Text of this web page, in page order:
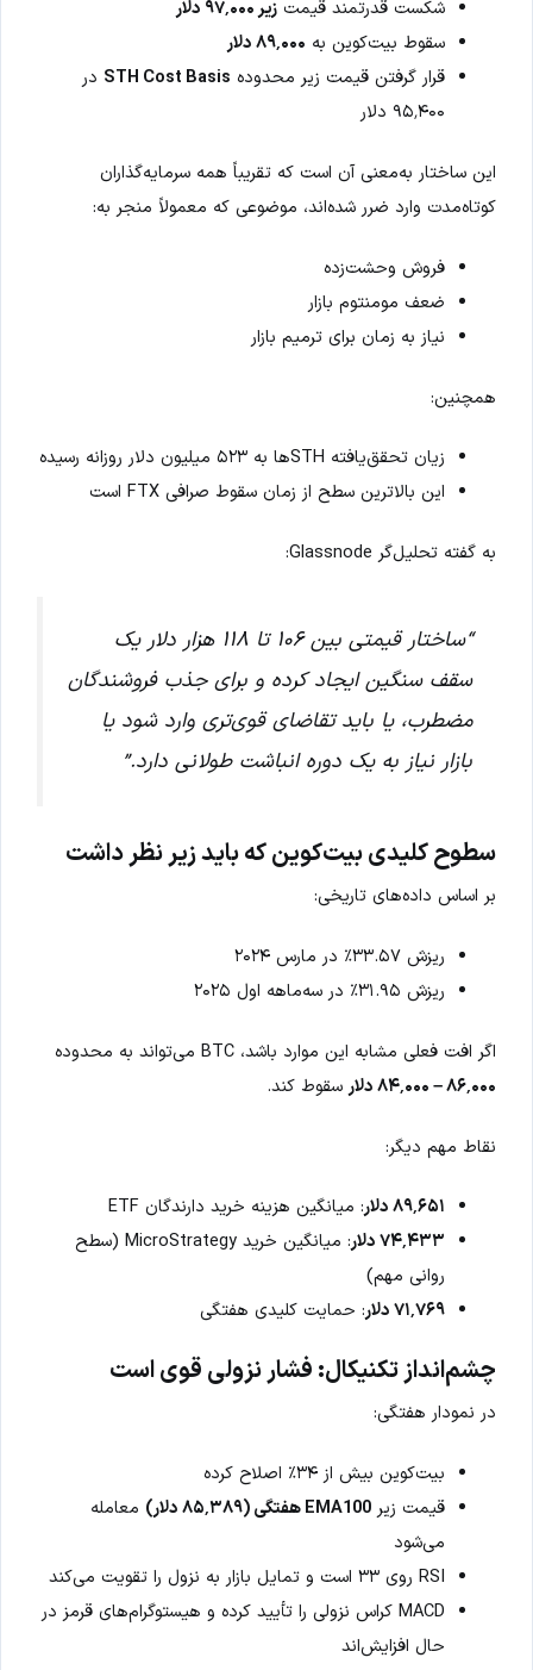
شکست قدرتمند قیمتزیر ۹۷٬۰۰۰ دلار
سقوط بیت‌کوین به ۸۹٬۰۰۰ دلار
قرار گرفتن قیمت زیر محدوده STH Cost Basis در
۹۵٬۴۰۰ دلار
این ساختار به‌معنی آن است که تقریباً همه سرمایه‌گذاران
کوتاه‌مدت وارد ضرر شده‌اند، موضوعی که معمولاً منجر به:
فروش وحشت‌زده
ضعف مومنتوم بازار
نیاز به زمان برای ترمیم بازار
همچنین:
زیان تحقق‌یافته STHها به ۵۲۳ میلیون دلار روزانه رسیده
این بالاترین سطح از زمان سقوط صرافی FTX است
به گفته تحلیل‌گر Glassnode:
“ساختار قیمتی بین ۱۰۶ تا ۱۱۸ هزار دلار یک
سقف سنگین ایجاد کرده و برای جذب فروشندگان
مضطرب، یا باید تقاضای قوی‌تری وارد شود یا
بازار نیاز به یک دوره انباشت طولانی دارد.”
سطوح کلیدی بیت‌کوین که باید زیر نظر داشت
بر اساس داده‌های تاریخی:
ریزش ۳۳.۵۷٪ در مارس ۲۰۲۴
ریزش ۳۱.۹۵٪ در سه‌ماهه اول ۲۰۲۵
اگر افت فعلی مشابه این موارد باشد، BTC می‌تواند به محدوده
۸۶٬۰۰۰ – ۸۴٬۰۰۰ دلار
سقوط کند.
نقاط مهم دیگر:
۸۹٬۶۵۱ دلار
: میانگین هزینه خرید دارندگان ETF
۷۴٬۴۳۳ دلار
: میانگین خرید MicroStrategy (سطح
روانی مهم)
۷۱٬۷۶۹ دلار
: حمایت کلیدی هفتگی
چشم‌انداز تکنیکال: فشار نزولی قوی است
در نمودار هفتگی:
بیت‌کوین بیش از ۳۴٪ اصلاح کرده
قیمت زیرEMA100 هفتگی (۸۵٬۳۸۹ دلار)
معامله
می‌شود
RSI روی ۳۳ است و تمایل بازار به نزول را تقویت می‌کند
MACD کراس نزولی را تأیید کرده و هیستوگرام‌های قرمز در
حال افزایش‌اند